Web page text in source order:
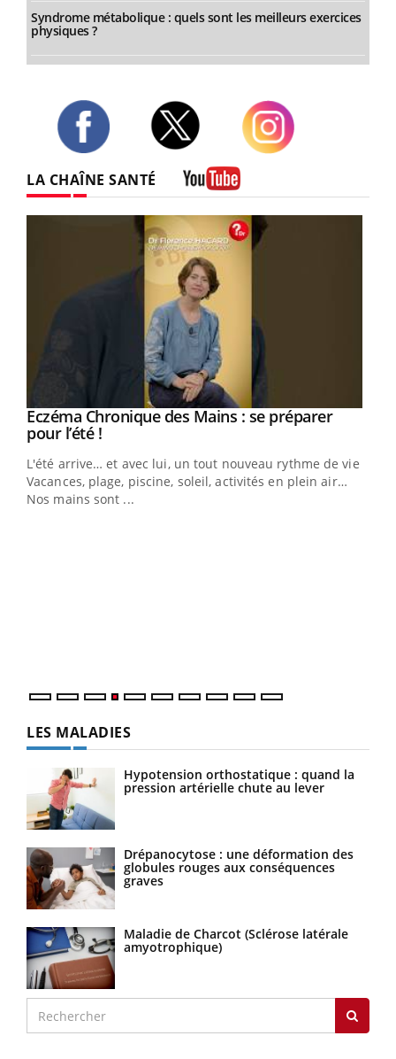
Syndrome métabolique : quels sont les meilleurs exercices
physiques ?
LA CHAÎNE SANTÉ
Youtube
Eczéma Chronique des Mains : se préparer
pour l’été !Youtube
L'été arrive… et avec lui, un tout nouveau rythme de vie !
Vacances, plage, piscine, soleil, activités en plein air…
Nos mains sont ...
LES MALADIES
Hypotension orthostatique : quand la
pression artérielle chute au lever
Drépanocytose : une déformation des
globules rouges aux conséquences
graves
Maladie de Charcot (Sclérose latérale
amyotrophique)